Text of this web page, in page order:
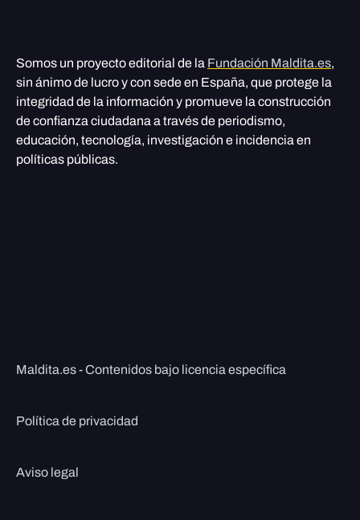
Somos un proyecto editorial de la Fundación Maldita.es,
sin ánimo de lucro y con sede en España, que protege la
integridad de la información y promueve la construcción
de confianza ciudadana a través de periodismo,
educación, tecnología, investigación e incidencia en
políticas públicas.
Maldita.es - Contenidos bajo licencia específica
Política de privacidad
Aviso legal